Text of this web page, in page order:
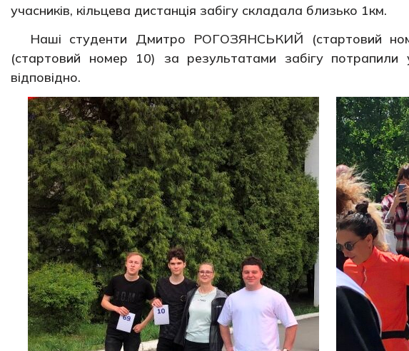
учасників, кільцева дистанція забігу складала близько 1км.
Наші студенти Дмитро РОГОЗЯНСЬКИЙ (стартовий
(стартовий номер 10) за результатами забігу
відповідно.